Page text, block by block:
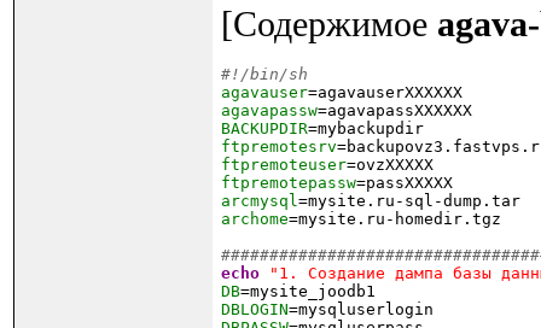
[Содержимое
#!/bin/sh
agavauser
agavapassw
BACKUPDIR
ftpremotesrv
ftpremoteuser
ftpremotepassw
arcmysql
archome=mysite.ru-homedir.tgz
echo
"1. Создание дампа базы
DB=mysite_joodb1
DBLOGIN=mysqluserlogin